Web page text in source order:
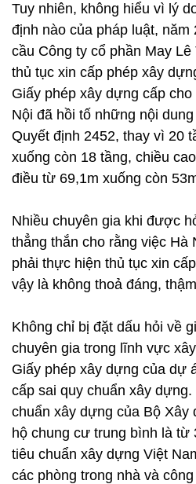
Tuy nhiên, không hiểu vì lý
định nào của pháp luật, năm
cầu Công ty cổ phần May
thủ tục xin cấp phép xây
Giấy phép xây dựng cấp
Nội đã hồi tố những nội
Quyết định 2452, thay vì 20
xuống còn 18 tầng, chiều
điều từ 69,1m xuống còn
Nhiều chuyên gia khi được
thẳng thắn cho rằng việc Hà
phải thực hiện thủ tục xin
vậy là không thoả đáng,
Không chỉ bị đặt dấu hỏi về
chuyên gia trong lĩnh vực
Giấy phép xây dựng của dự
cấp sai quy chuẩn xây
chuẩn xây dựng của Bộ Xây
hộ chung cư trung bình là từ
tiêu chuẩn xây dựng Việt
các phòng trong nhà và